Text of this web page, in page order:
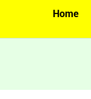
Home